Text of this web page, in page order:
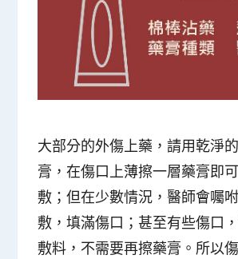
大部分的外傷上藥，請用乾淨
膏，在傷口上薄擦一層藥膏即
敷；但在少數情況，醫師會囑
敷，填滿傷口；甚至有些傷口
敷料，不需要再擦藥膏。所以